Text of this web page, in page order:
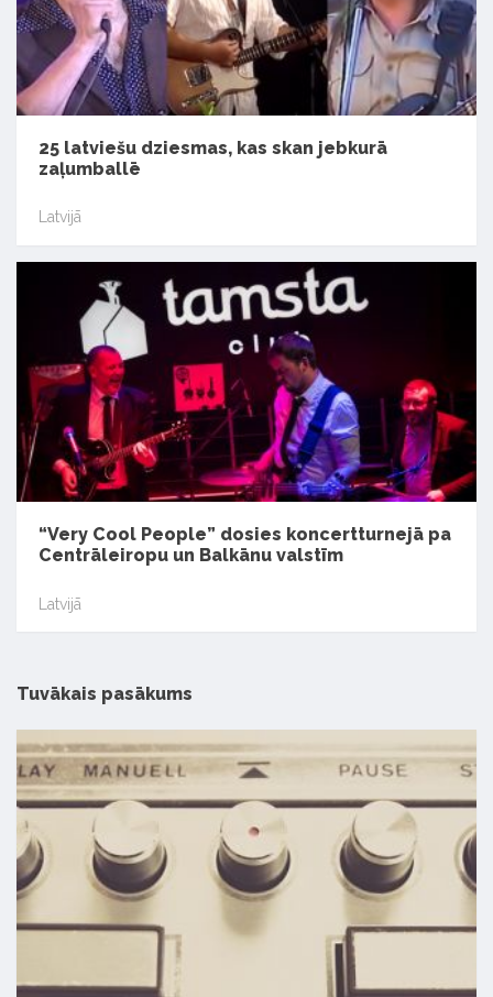
25 latviešu dziesmas, kas skan jebkurā
zaļumballē
Latvijā
“Very Cool People” dosies koncertturnejā pa
Centrāleiropu un Balkānu valstīm
Latvijā
Tuvākais pasākums